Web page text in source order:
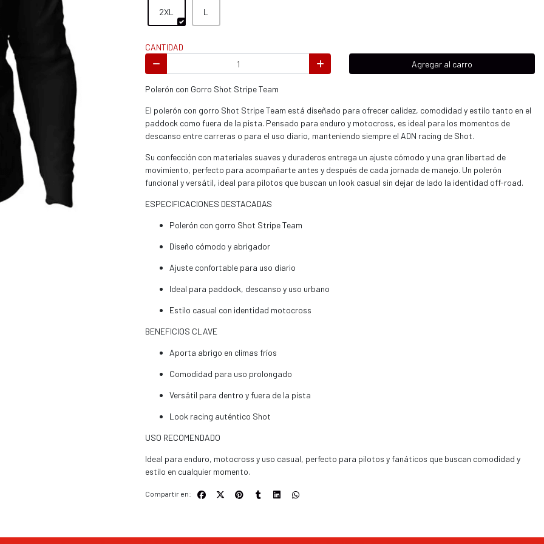
/ enduro / ATV
2XL L
CANTIDAD
Agregar al carro
Polerón con Gorro Shot Stripe Team
El polerón con gorro Shot Stripe Team está diseñado para ofrecer calidez, comodidad y estilo tanto en el
paddock como fuera de la pista. Pensado para enduro y motocross, es ideal para los momentos de
descanso entre carreras o para el uso diario, manteniendo siempre el ADN racing de Shot.
Su confección con materiales suaves y duraderos entrega un ajuste cómodo y una gran libertad de
movimiento, perfecto para acompañarte antes y después de cada jornada de manejo. Un polerón
funcional y versátil, ideal para pilotos que buscan un look casual sin dejar de lado la identidad off-road.
ESPECIFICACIONES DESTACADAS
Polerón con gorro Shot Stripe Team
Diseño cómodo y abrigador
Ajuste confortable para uso diario
Ideal para paddock, descanso y uso urbano
Estilo casual con identidad motocross
BENEFICIOS CLAVE
Aporta abrigo en climas fríos
Comodidad para uso prolongado
Versátil para dentro y fuera de la pista
Look racing auténtico Shot
USO RECOMENDADO
Ideal para enduro, motocross y uso casual, perfecto para pilotos y fanáticos que buscan comodidad y
estilo en cualquier momento.
Compartir en: